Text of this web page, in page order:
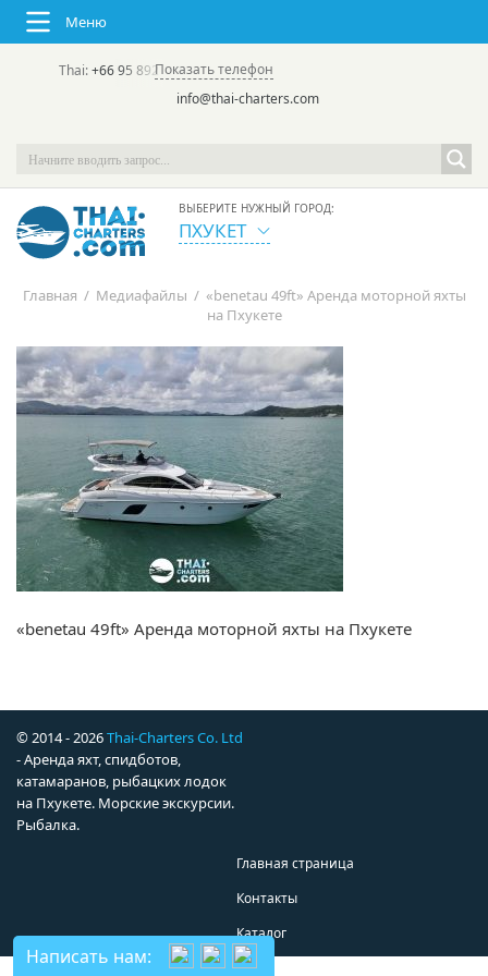
Меню
Thai:+66 95 892 7646(rus/eng) | в России:
Показать телефон
info@thai-charters.com
ВЫБЕРИТЕ НУЖНЫЙ ГОРОД:
ПХУКЕТ
Главная / Медиафайлы / «benetau 49ft» Аренда моторной яхты
на Пхукете
«benetau 49ft» Аренда моторной яхты на Пхукете
© 2014 - 2026Thai-Charters Co. Ltd
- Аренда яхт, спидботов,
катамаранов, рыбацких лодок
на Пхукете. Морские экскурсии.
Рыбалка.
Главная страница
Контакты
Каталог
Написать нам: